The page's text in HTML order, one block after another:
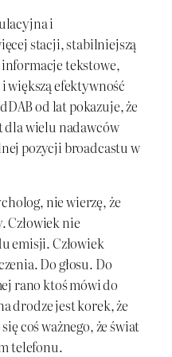
i
stacji, stabilniejszą
tekstowe,
większą efektywność
od lat pokazuje, że
dla wielu nadawców
pozycji broadcastu w
nie wierzę, że
Człowiek nie
emisji. Człowiek
Do głosu. Do
rano ktoś mówi do
drodze jest korek, że
coś ważnego, że świat
telefonu.